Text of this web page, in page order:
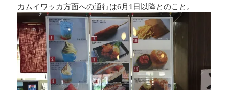
カムイワッカ方面への通行は6月1日以降とのこと。